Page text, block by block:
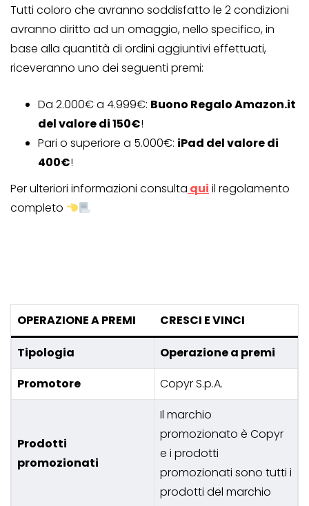
Tutti coloro che avranno soddisfatto le 2 condizioni
avranno diritto ad un omaggio, nello specifico, in
base alla quantità di ordini aggiuntivi effettuati,
riceveranno uno dei seguenti premi:
Da 2.000€ a 4.999€: Buono Regalo Amazon.it
del valore di 150€!
Pari o superiore a 5.000€: iPad del valore di
400€!
Per ulteriori informazioni consulta qui il regolamento
completo
OPERAZIONE A PREMI CRESCI E VINCI
Tipologia
Operazione a premi
Promotore
Copyr S.p.A.
Prodotti
promozionati
Il marchio
promozionato è Copyr
e i prodotti
promozionati sono tutti i
prodotti del marchio